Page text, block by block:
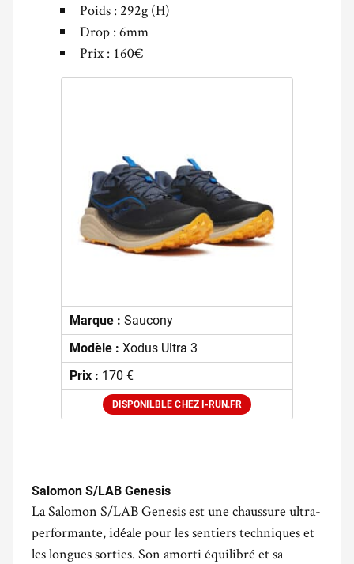
Poids : 292g (H)
Drop : 6mm
Prix : 160€
Marque : Saucony
Modèle : Xodus Ultra 3
Prix : 170 €
DISPONILBLE CHEZ I-RUN.FR
Salomon S/LAB Genesis
La Salomon S/LAB Genesis est une chaussure ultra-
performante, idéale pour les sentiers techniques et
les longues sorties. Son amorti équilibré et sa